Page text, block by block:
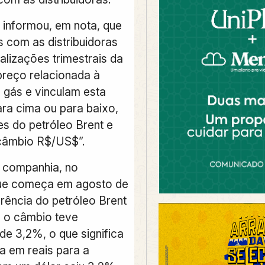
em nota, que
com as distribuidoras
trimestrais da
relacionada à
e vinculam esta
cima ou para baixo,
do petróleo Brent e
R$/US$”.
no
começa em agosto de
do petróleo Brent
o câmbio teve
3,2%, o que significa
em reais para a